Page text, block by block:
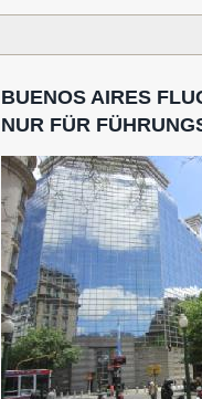
BUENOS AIRES
NUR FÜR